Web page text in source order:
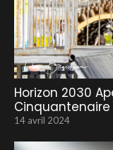
Horizon 2030
Cinquantenaire
14 avril 2024